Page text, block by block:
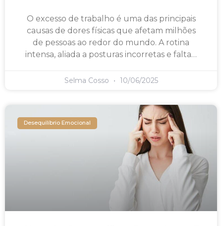
O excesso de trabalho é uma das principais
causas de dores físicas que afetam milhões
de pessoas ao redor do mundo. A rotina
intensa, aliada a posturas incorretas e falta…
Selma Cosso 10/06/2025
Desequilíbrio Emocional